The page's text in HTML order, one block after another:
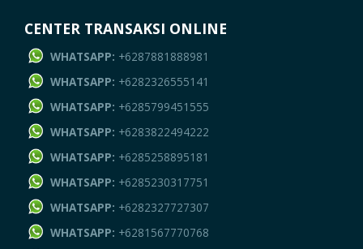
CENTER TRANSAKSI ONLINE
WHATSAPP: +6287881888981
WHATSAPP: +6282326555141
WHATSAPP: +6285799451555
WHATSAPP: +6283822494222
WHATSAPP: +6285258895181
WHATSAPP: +6285230317751
WHATSAPP: +6282327727307
WHATSAPP: +6281567770768